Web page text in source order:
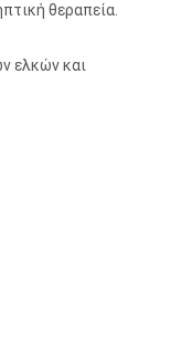
θεραπεία.
ελκών και